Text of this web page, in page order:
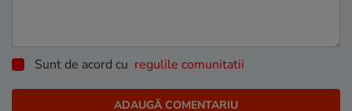
Sunt de acord cu regulile comunitatii